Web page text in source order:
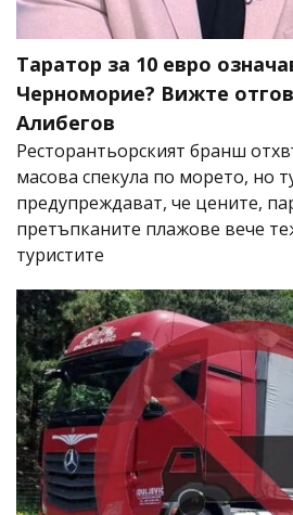
Таратор за 10 евро
Черноморие? Вижте
Алибегов
Ресторантьорският бранш
масова спекула по морето, но
предупреждават, че цените,
претъпканите плажове вече
туристите